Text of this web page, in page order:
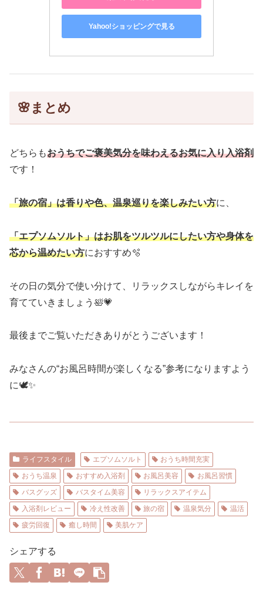
Yahoo!ショッピングで見る
🌸 まとめ
どちらもおうちでご褒美気分を味わえるお気に入り入浴剤
です！
「旅の宿」は香りや色、温泉巡りを楽しみたい方に、
「エプソムソルト」はお肌をツルツルにしたい方や身体を
芯から温めたい方におすすめ🫧
その日の気分で使い分けて、リラックスしながらキレイを
育てていきましょう🛀💗
最後までご覧いただきありがとうございます！
みなさんの“お風呂時間が楽しくなる”参考になりますよう
に🕊✨
ライフスタイル エプソムソルト
おうち時間充実
おうち温泉
おすすめ入浴剤 お風呂美容
お風呂習慣
バスグッズ
バスタイム美容
リラックスアイテム
入浴剤レビュー
冷え性改善 旅の宿 温泉気分
温活
疲労回復
癒し時間 美肌ケア
シェアする